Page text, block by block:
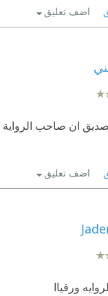
اضف تعليق
ان صاحب الرواية
اضف تعليق
ورقياا